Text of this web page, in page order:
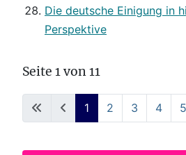
Die deutsche Einigung in
Perspektive
Seite 1 von 11
1 2 3 4 5